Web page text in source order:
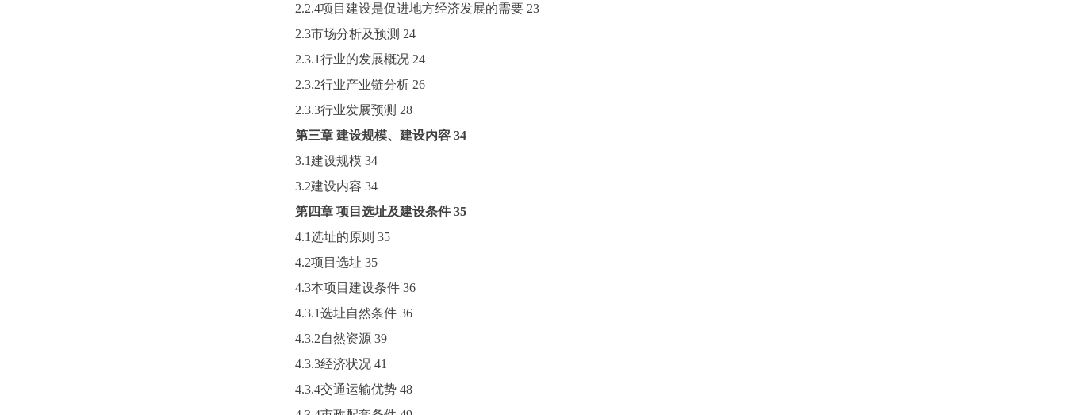
2.2.4项目建设是促进地方经济发展的需要 23
2.3市场分析及预测 24
2.3.1行业的发展概况 24
2.3.2行业产业链分析 26
2.3.3行业发展预测 28
第三章 建设规模、建设内容 34
3.1建设规模 34
3.2建设内容 34
第四章 项目选址及建设条件 35
4.1选址的原则 35
4.2项目选址 35
4.3本项目建设条件 36
4.3.1选址自然条件 36
4.3.2自然资源 39
4.3.3经济状况 41
4.3.4交通运输优势 48